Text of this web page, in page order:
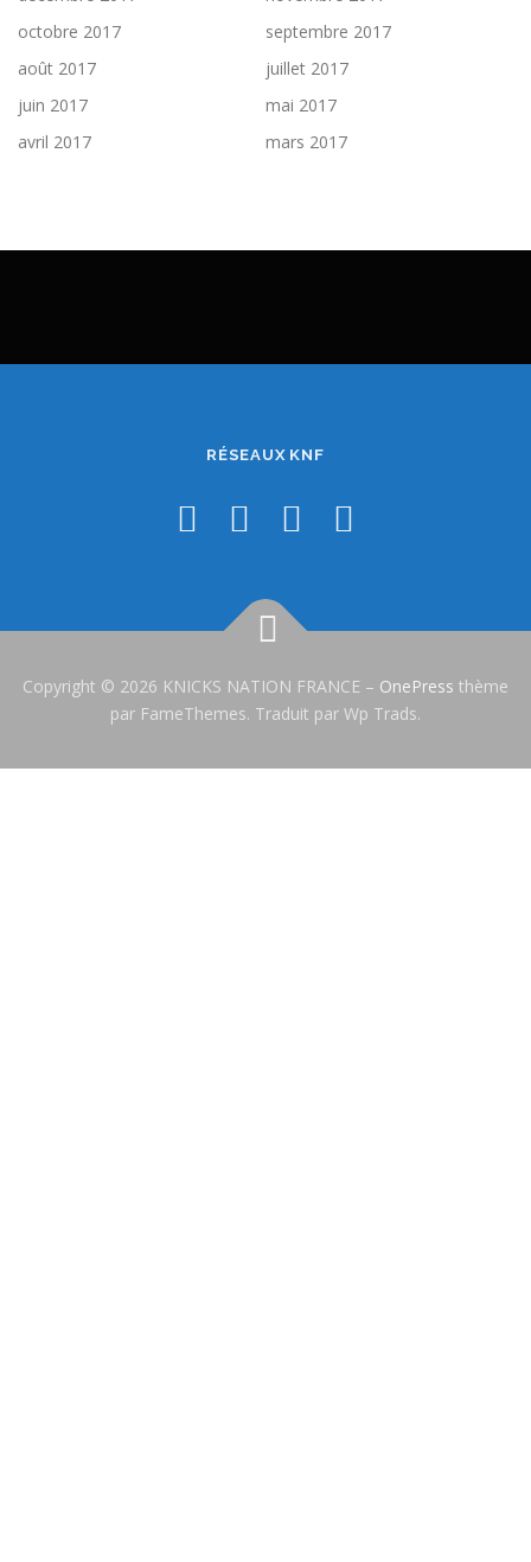
octobre 2017
septembre 2017
août 2017
juillet 2017
juin 2017
mai 2017
avril 2017
mars 2017
RÉSEAUX KNF
Copyright © 2026 KNICKS NATION FRANCE – OnePress thème
par FameThemes. Traduit par Wp Trads.